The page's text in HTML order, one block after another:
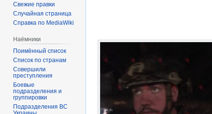
Свежие правки
Случайная страница
Справка по MediaWiki
Наёмники
Поимённый список
Список по странам
Совершили
преступления
Боевые
подразделения и
группировки
Подразделения ВС